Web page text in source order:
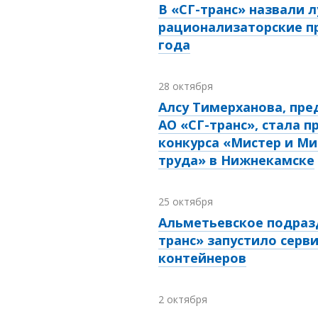
В «СГ-транс» назвали
рационализаторские
года
28 октября
Алсу Тимерханова,
АО «СГ-транс», стала
конкурса «Мистер и
труда» в Нижнекамске
25 октября
Альметьевское
транс» запустило
контейнеров
2 октября